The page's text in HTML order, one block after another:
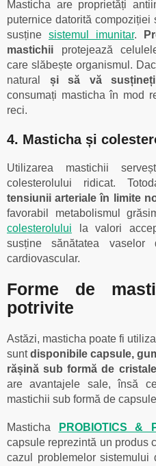
Masticha are proprietăți
puternice datorită compoziției
susține sistemul imunitar.
mastichii protejează
care slăbește organismul.
natural și să vă susțineți
consumați masticha în mod
reci.
4. Masticha și
Utilizarea mastichii
colesterolului ridicat.
tensiunii arteriale în limite
favorabil metabolismul
colesterolului la valori
susține sănătatea
cardiovascular.
Forme de
potrivite
Astăzi, masticha poate fi
suntdisponibile capsule,
rășină sub formă de
are avantajele sale, însă
mastichii sub formă de
Masticha PROBIOTICS &
capsule reprezintă un produs
cazul problemelor sistemului